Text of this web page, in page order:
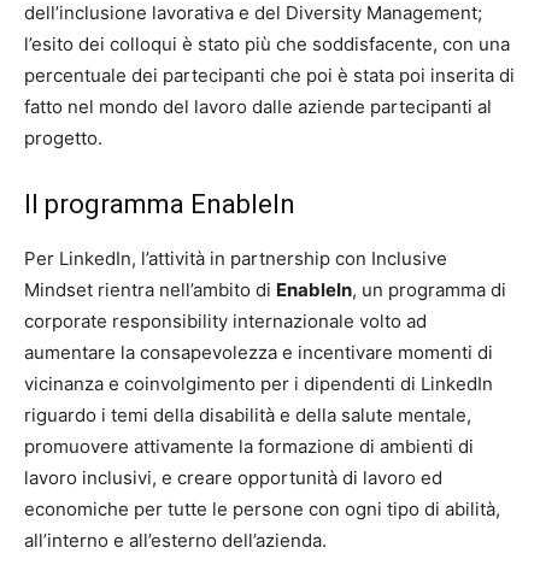
dell’inclusione lavorativa e del Diversity Management;
l’esito dei colloqui è stato più che soddisfacente, con una
percentuale dei partecipanti che poi è stata poi inserita di
fatto nel mondo del lavoro dalle aziende partecipanti al
progetto.
Il programma EnableIn
Per LinkedIn, l’attività in partnership con Inclusive
Mindset rientra nell’ambito di EnableIn, un programma di
corporate responsibility internazionale volto ad
aumentare la consapevolezza e incentivare momenti di
vicinanza e coinvolgimento per i dipendenti di LinkedIn
riguardo i temi della disabilità e della salute mentale,
promuovere attivamente la formazione di ambienti di
lavoro inclusivi, e creare opportunità di lavoro ed
economiche per tutte le persone con ogni tipo di abilità,
all’interno e all’esterno dell’azienda.